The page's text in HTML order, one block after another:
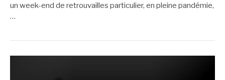
un week-end de retrouvailles particulier, en pleine pandémie,
…